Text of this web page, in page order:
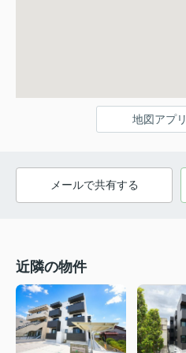
地図アプ
メールで共有する
近隣の物件